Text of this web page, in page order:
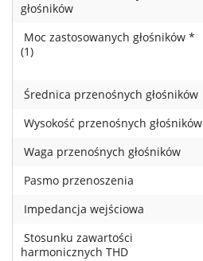
głośników
Moc zastosowanych głośników *
(1)
Średnica przenośnych głośników
Wysokość przenośnych głośników
Waga przenośnych głośników
Pasmo przenoszenia
Impedancja wejściowa
Stosunku zawartości
harmonicznych THD